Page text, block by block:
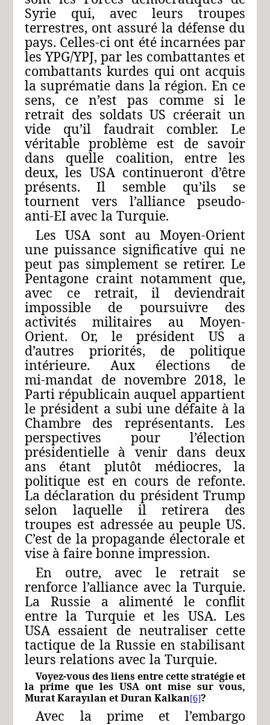
Syrie qui, avec leurs troupes
terrestres, ont assuré la défense du
pays. Celles‑ci ont été incarnées par
les YPG/YPJ, par les combattantes et
combattants kurdes qui ont acquis
la suprématie dans la région. En ce
sens, ce n’est pas comme si le
retrait des soldats US créerait un
vide qu’il faudrait combler. Le
véritable problème est de savoir
dans quelle coalition, entre les
deux, les USA continueront d’être
présents. Il semble qu’ils se
tournent vers l’alliance pseudo-
anti-EI avec la Turquie.
Les USA sont au Moyen-Orient
une puissance significative qui ne
peut pas simplement se retirer. Le
Pentagone craint notamment que,
avec ce retrait, il deviendrait
impossible de poursuivre des
activités militaires au Moyen-
Orient. Or, le président US a
d’autres priorités, de politique
intérieure. Aux élections de
mi‑mandat de novembre 2018, le
Parti républicain auquel appartient
le président a subi une défaite à la
Chambre des représentants. Les
perspectives pour l’élection
présidentielle à venir dans deux
ans étant plutôt médiocres, la
politique est en cours de refonte.
La déclaration du président Trump
selon laquelle il retirera des
troupes est adressée au peuple US.
C’est de la propagande électorale et
vise à faire bonne impression.
En outre, avec le retrait se
renforce l’alliance avec la Turquie.
La Russie a alimenté le conflit
entre la Turquie et les USA. Les
USA essaient de neutraliser cette
tactique de la Russie en stabilisant
leurs relations avec la Turquie.
Voyez-vous des liens entre cette stratégie et
la prime que les USA ont mise sur vous,
Murat Karayılan et Duran Kalkan[6]?
Avec la prime et l’embargo